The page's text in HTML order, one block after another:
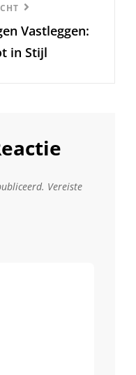
Vastleggen:
in Stijl
Vereiste